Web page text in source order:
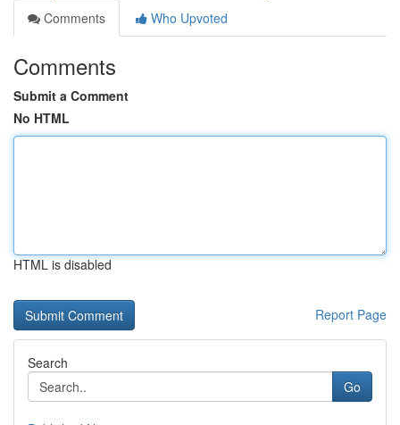
Comments
Who Upvoted
Comments
Submit a Comment
No HTML
HTML is disabled
Report Page
Search
Go